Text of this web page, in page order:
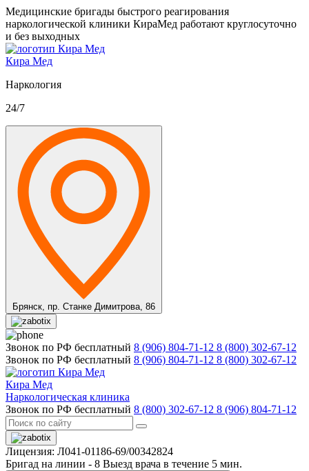
Медицинские бригады быстрого реагирования
наркологической клиники КираМед работают круглосуточно
и без выходных
Кира Мед
Наркология
24/7
Брянск, пр. Станке Димитрова, 86
Звонок по РФ бесплатный 8 (906) 804-71-12 8 (800) 302-67-12
Звонок по РФ бесплатный 8 (906) 804-71-12 8 (800) 302-67-12
Кира Мед
Наркологическая клиника
Звонок по РФ бесплатный 8 (800) 302-67-12 8 (906) 804-71-12
Лицензия: Л041-01186-69/00342824
Бригад на линии - 8 Выезд врача в течение 5 мин.